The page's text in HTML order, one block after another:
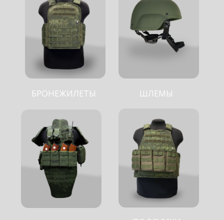
ГОТОВЫЕ РЕШЕНИЯ